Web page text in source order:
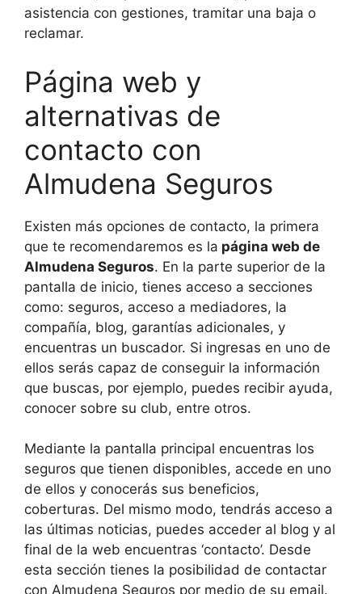
asistencia con gestiones, tramitar una baja o
reclamar.
Página web y
alternativas de
contacto con
Almudena Seguros
Existen más opciones de contacto, la primera
que te recomendaremos es la página web de
Almudena Seguros. En la parte superior de la
pantalla de inicio, tienes acceso a secciones
como: seguros, acceso a mediadores, la
compañía, blog, garantías adicionales, y
encuentras un buscador. Si ingresas en uno de
ellos serás capaz de conseguir la información
que buscas, por ejemplo, puedes recibir ayuda,
conocer sobre su club, entre otros.
Mediante la pantalla principal encuentras los
seguros que tienen disponibles, accede en uno
de ellos y conocerás sus beneficios,
coberturas. Del mismo modo, tendrás acceso a
las últimas noticias, puedes acceder al blog y al
final de la web encuentras ‘contacto’. Desde
esta sección tienes la posibilidad de contactar
con Almudena Seguros por medio de su email.